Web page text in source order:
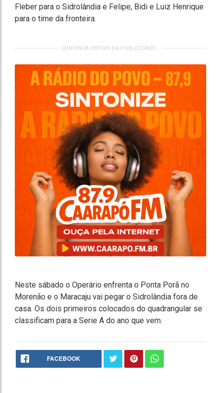
Fleber para o Sidrolândia e Felipe, Bidi e Luiz Henrique
para o time da fronteira.
CONTINUA DEPOIS DA PUBLICIDADE
Neste sábado o Operário enfrenta o Ponta Porã no
Morenão e o Maracaju vai pegar o Sidrolândia fora de
casa. Os dois primeiros colocados do quadrangular se
classificam para a Serie A do ano que vem.
FACEBOOK